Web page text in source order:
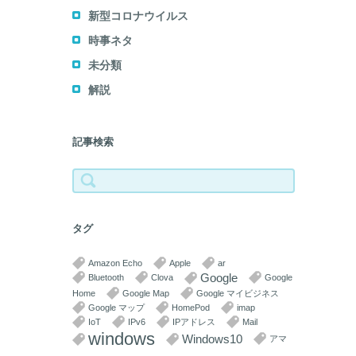
新型コロナウイルス
時事ネタ
未分類
解説
記事検索
検
索:
タグ
Amazon Echo Apple
ar
Bluetooth
Clova Google
Google
Home
Google Map
Google マイビジネス
Google マップ
HomePod
imap
IoT
IPv6 IPアドレス Mail
windows Windows10 アマ